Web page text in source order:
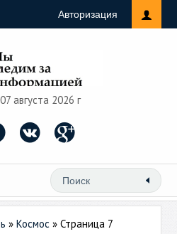
Авторизация
августа 2026 г
»Космос » Страница 7